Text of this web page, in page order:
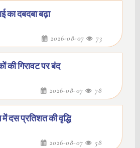
का दबदबा बढ़ा
2026-08-07 73
की गिरावट पर बंद
2026-08-07 78
दस प्रतिशत की वृद्धि
2026-08-07 58